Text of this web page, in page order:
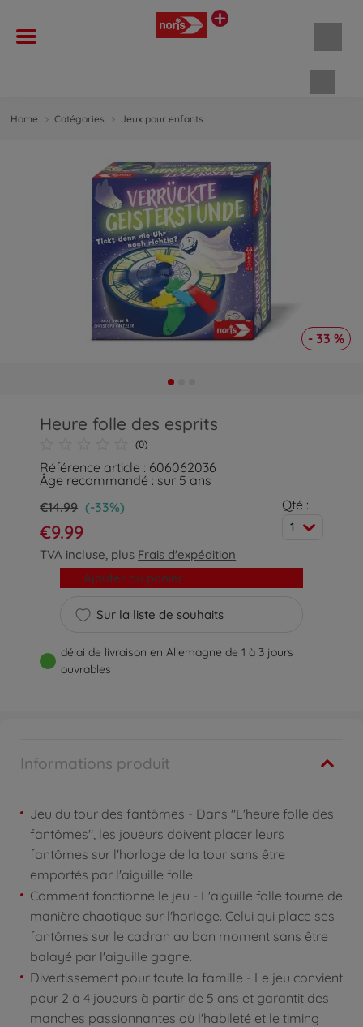
Home Catégories Jeux pour enfants
- 33 %
Heure folle des esprits
(0)
Référence article : 606062036
Âge recommandé : sur 5 ans
€14.99 (-33%)
€9.99
TVA incluse, plus Frais d'expédition
Qté :
1
Sur la liste de souhaits
Ajouter au panier
délai de livraison en Allemagne de 1 à 3 jours
ouvrables
Informations produit
Jeu du tour des fantômes - Dans "L'heure folle des
fantômes", les joueurs doivent placer leurs
fantômes sur l'horloge de la tour sans être
emportés par l'aiguille folle.
Comment fonctionne le jeu - L'aiguille folle tourne de
manière chaotique sur l'horloge. Celui qui place ses
fantômes sur le cadran au bon moment sans être
balayé par l'aiguille gagne.
Divertissement pour toute la famille - Le jeu convient
pour 2 à 4 joueurs à partir de 5 ans et garantit des
manches passionnantes où l'habileté et le timing